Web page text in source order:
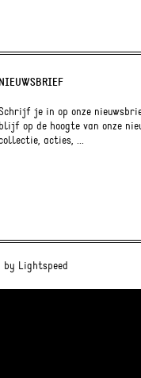
NIEUWSBRIEF
je in op onze
blijf op de hoogte van onze
acties, ...
by Lightspeed